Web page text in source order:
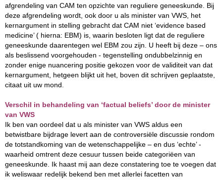
afgrendeling van CAM ten opzichte van reguliere geneeskunde. Bij
deze afgrendeling wordt, ook door u als minister van VWS, het
kernargument in stelling gebracht dat CAM niet ‘evidence based
medicine’ ( hierna: EBM) is, waarin besloten ligt dat de reguliere
geneeskunde daarentegen wel EBM zou zijn. U heeft bij deze – ons
als beslissend voorgehouden - tegenstelling ondubbelzinnig en
zonder enige nuancering positie gekozen voor de validiteit van dat
kernargument, hetgeen blijkt uit het, boven dit schrijven geplaatste,
citaat uit uw mond.
Verschil in behandeling van ‘factual beliefs’ door de minister
van VWS
Ik ben van oordeel dat u als minister van VWS aldus een
betwistbare bijdrage levert aan de controversiële discussie rondom
de totstandkoming van de wetenschappelijke – en dus ‘echte’ -
waarheid omtrent deze cesuur tussen beide categoriëen van
geneeskunde. Ik haast mij aan deze constatering toe te voegen dat
ik weliswaar redelijk bekend ben met allerlei facetten van